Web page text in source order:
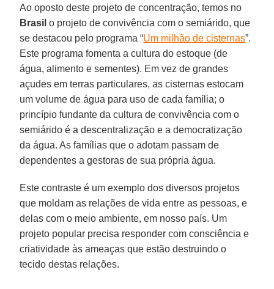
Ao oposto deste projeto de concentração, temos no
Brasil o projeto de convivência com o semiárido, que
se destacou pelo programa “Um milhão de cisternas”.
Este programa fomenta a cultura do estoque (de
água, alimento e sementes). Em vez de grandes
açudes em terras particulares, as cisternas estocam
um volume de água para uso de cada família; o
princípio fundante da cultura de convivência com o
semiárido é a descentralização e a democratização
da água. As famílias que o adotam passam de
dependentes a gestoras de sua própria água.
Este contraste é um exemplo dos diversos projetos
que moldam as relações de vida entre as pessoas, e
delas com o meio ambiente, em nosso país. Um
projeto popular precisa responder com consciência e
criatividade às ameaças que estão destruindo o
tecido destas relações.